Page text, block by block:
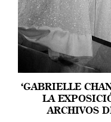
‘GABRIELLE
LA
ARCHIVOS